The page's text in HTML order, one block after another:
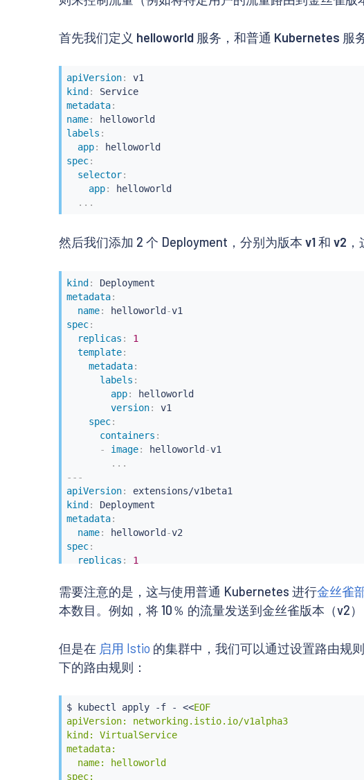
首先我们定义 helloworld 服务，和普通 Kubernetes 服
apiVersion:
kind :
Service
metadata:
name:
labels :
app:
spec:
selector:
app:
helloworld
...
然后我们添加 2 个 Deployment，分别为版本 v1和 v2
kind :
metadata:
name: helloworld -
spec:
replicas :
1
template:
metadata:
labels :
app:
helloworld
version:
v1
spec:
containers :
-
image: helloworld -v1
...
---
apiVersion:
kind :
metadata:
name: helloworld -
spec:
replicas :
1
metadata
labels
app: helloworld
spec:
containers:
- image :
需要注意的是，这与使用普通 Kubernetes 进行金丝雀
本数目。例如，将 10％ 的流量发送到金丝雀版本（v2）
但是在 启用 Istio 的集群中，我们可以通过设置路由规
下的路由规则：
$ kubectl apply -f - <<EOF
apiVersion: networking.istio.io/v1alpha3
kind: VirtualService
metadata:
  name: helloworld
spec: